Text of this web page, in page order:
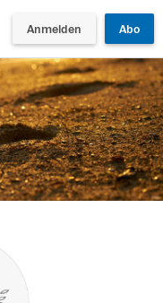
Anmelden Abo